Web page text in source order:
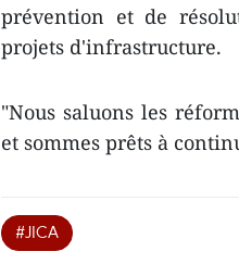
prévention et de
projets d'infrastructure.
"Nous saluons les
et sommes prêts à
#JICA